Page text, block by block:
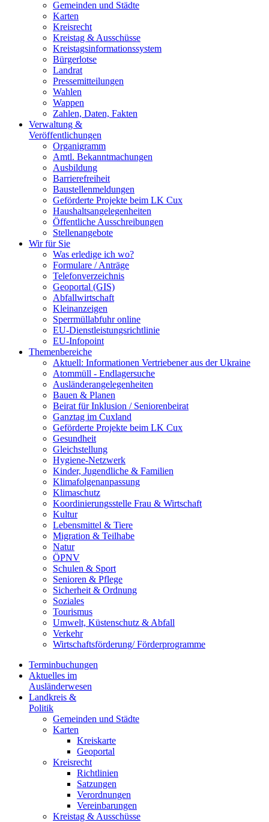
Gemeinden und Städte
Karten
Kreisrecht
Kreistag & Ausschüsse
Kreistagsinformationssystem
Bürgerlotse
Landrat
Pressemitteilungen
Wahlen
Wappen
Zahlen, Daten, Fakten
Verwaltung &
Veröffentlichungen
Organigramm
Amtl. Bekanntmachungen
Ausbildung
Barrierefreiheit
Baustellenmeldungen
Geförderte Projekte beim LK Cux
Haushaltsangelegenheiten
Öffentliche Ausschreibungen
Stellenangebote
Wir für Sie
Was erledige ich wo?
Formulare / Anträge
Telefonverzeichnis
Geoportal (GIS)
Abfallwirtschaft
Kleinanzeigen
Sperrmüllabfuhr online
EU-Dienstleistungsrichtlinie
EU-Infopoint
Themenbereiche
Aktuell: Informationen Vertriebener aus der Ukraine
Atommüll - Endlagersuche
Ausländerangelegenheiten
Bauen & Planen
Beirat für Inklusion / Seniorenbeirat
Ganztag im Cuxland
Geförderte Projekte beim LK Cux
Gesundheit
Gleichstellung
Hygiene-Netzwerk
Kinder, Jugendliche & Familien
Klimafolgenanpassung
Klimaschutz
Koordinierungsstelle Frau & Wirtschaft
Kultur
Lebensmittel & Tiere
Migration & Teilhabe
Natur
ÖPNV
Schulen & Sport
Senioren & Pflege
Sicherheit & Ordnung
Soziales
Tourismus
Umwelt, Küstenschutz & Abfall
Verkehr
Wirtschaftsförderung/ Förderprogramme
Terminbuchungen
Aktuelles im
Ausländerwesen
Landkreis &
Politik
Gemeinden und Städte
Karten
Kreiskarte
Geoportal
Kreisrecht
Richtlinien
Satzungen
Verordnungen
Vereinbarungen
Kreistag & Ausschüsse